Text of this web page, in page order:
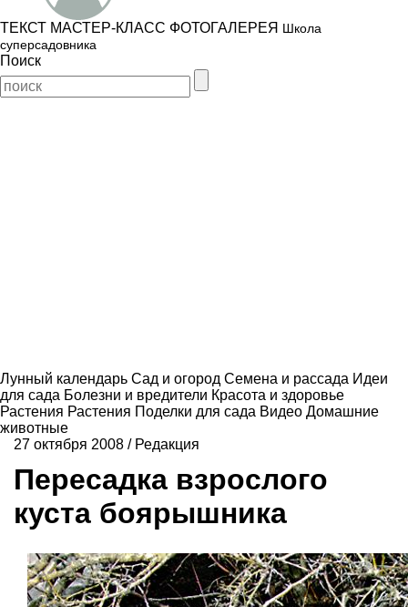
ТЕКСТ МАСТЕР-КЛАСС ФОТОГАЛЕРЕЯ Школа
суперсадовника
Поиск
Лунный календарь Сад и огород Семена и рассада Идеи
для сада Болезни и вредители Красота и здоровье
Растения Растения Поделки для сада Видео Домашние
животные
27 октября 2008 / Редакция
Пересадка взрослого
куста боярышника